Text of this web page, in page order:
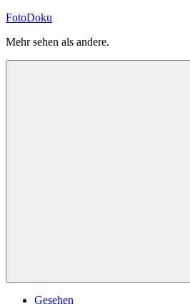
Zum
springen
FotoDoku
Mehr sehen als andere.
Gesehen